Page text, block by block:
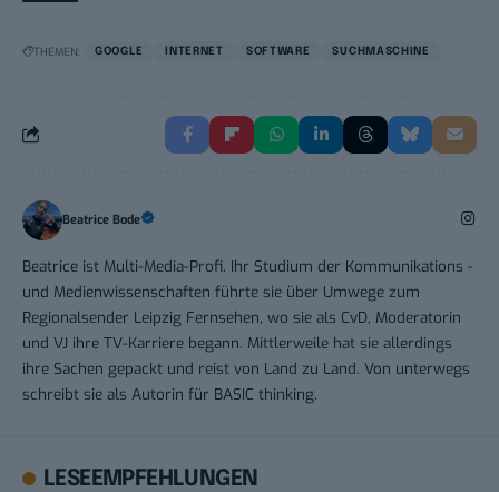
THEMEN: GOOGLE INTERNET SOFTWARE SUCHMASCHINE
Beatrice Bode
Beatrice ist Multi-Media-Profi. Ihr Studium der Kommunikations -
und Medienwissenschaften führte sie über Umwege zum
Regionalsender Leipzig Fernsehen, wo sie als CvD, Moderatorin
und VJ ihre TV-Karriere begann. Mittlerweile hat sie allerdings
ihre Sachen gepackt und reist von Land zu Land. Von unterwegs
schreibt sie als Autorin für BASIC thinking.
LESEEMPFEHLUNGEN